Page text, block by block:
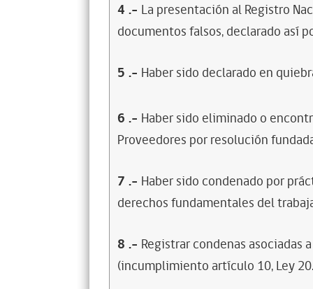
4 .- La presentación al Registro
documentos falsos, declarado así
5 .- Haber sido declarado en
6 .- Haber sido eliminado o
Proveedores por resolución
7 .- Haber sido condenado por
derechos fundamentales del
8 .- Registrar condenas asociadas
(incumplimiento artículo 10, Ley